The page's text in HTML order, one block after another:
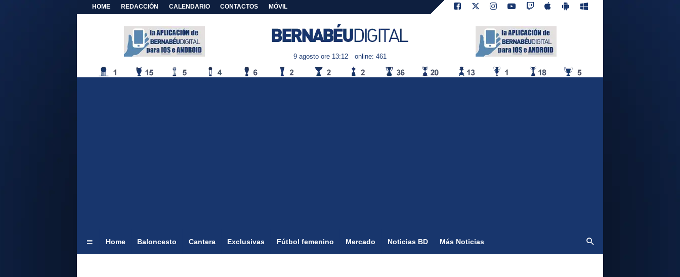
HOME REDACCIÓN CALENDARIO CONTACTOS MÓVIL
9 agosto ore 13:12 online: 461
Home Baloncesto Cantera Exclusivas Fútbol femenino Mercado Noticias BD Más Noticias